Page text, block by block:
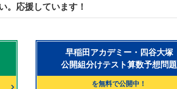
。応援しています！
早稲田アカデミー・四谷大塚
公開組分けテスト算数予想問題
を無料で公開中！